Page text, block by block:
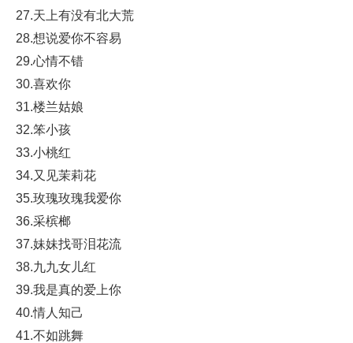
27.天上有没有北大荒
28.想说爱你不容易
29.心情不错
30.喜欢你
31.楼兰姑娘
32.笨小孩
33.小桃红
34.又见茉莉花
35.玫瑰玫瑰我爱你
36.采槟榔
37.妹妹找哥泪花流
38.九九女儿红
39.我是真的爱上你
40.情人知己
41.不如跳舞